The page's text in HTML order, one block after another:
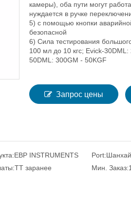
камеры), оба пути могут
нуждается в ручке
5) с помощью кнопки
безопасной
6) Сила тестирования
100 мл до 10 кгс; Evick-30DML:
50DML: 300GM - 50KGF
Запрос цены
EBP INSTRUMENTS Port:
TT заранее Мин. Заказ: